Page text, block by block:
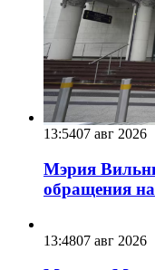
13:5407 авг 2026
Мэрия
обращения
13:4807 авг 2026